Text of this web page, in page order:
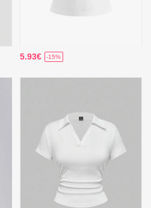
5.93€ -15%